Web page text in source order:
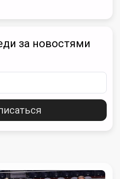
за новостями